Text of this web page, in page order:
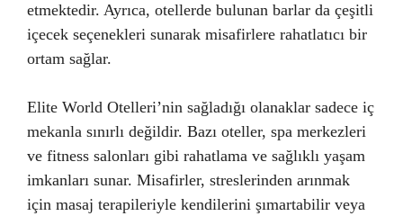
etmektedir. Ayrıca, otellerde bulunan barlar da çeşitli
içecek seçenekleri sunarak misafirlere rahatlatıcı bir
ortam sağlar.
Elite World Otelleri’nin sağladığı olanaklar sadece iç
mekanla sınırlı değildir. Bazı oteller, spa merkezleri
ve fitness salonları gibi rahatlama ve sağlıklı yaşam
imkanları sunar. Misafirler, streslerinden arınmak
için masaj terapileriyle kendilerini şımartabilir veya